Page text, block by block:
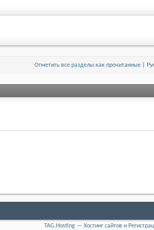
Отметить все разделы как прочитанные
TAG.Hosting — Хостинг сайтов и